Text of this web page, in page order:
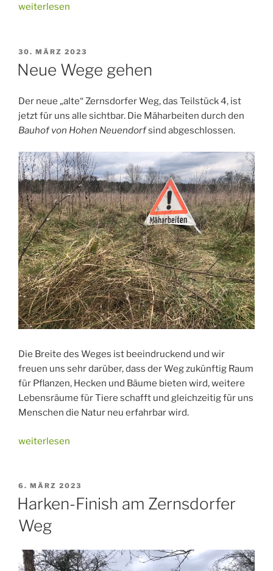
„Heumahd
Weg“
weiterlesen
VERÖFFENTLICHT
AM
30. MÄRZ 2023
Neue Wege gehen
Der neue „alte“ Zernsdorfer Weg, das Teilstück 4, ist
jetzt für uns alle sichtbar. Die Mäharbeiten durch den
Bauhof von Hohen Neuendorfsind abgeschlossen.
Die Breite des Weges ist beeindruckend und wir
freuen uns sehr darüber, dass der Weg zukünftig Raum
für Pflanzen, Hecken und Bäume bieten wird, weitere
Lebensräume für Tiere schafft und gleichzeitig für uns
Menschen die Natur neu erfahrbar wird.
„Neue
weiterlesen
VERÖFFENTLICHT
AM
6. MÄRZ 2023
Harken-Finish am Zernsdorfer
Weg